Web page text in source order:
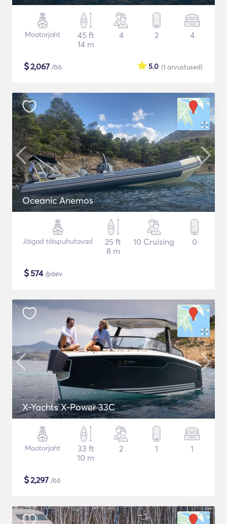
Mootorjaht
45 ft
14 m
4 2 4
$2,067 /öö (1 arvustused)
5.0
Oceanic Anemos
Jäigad täispuhutavad
25 ft
8 m
10 Cruising 0
$574/päev
X-Yachts X-Power 33C
Mootorjaht
33 ft
10 m
2 1 1
$2,297 /öö